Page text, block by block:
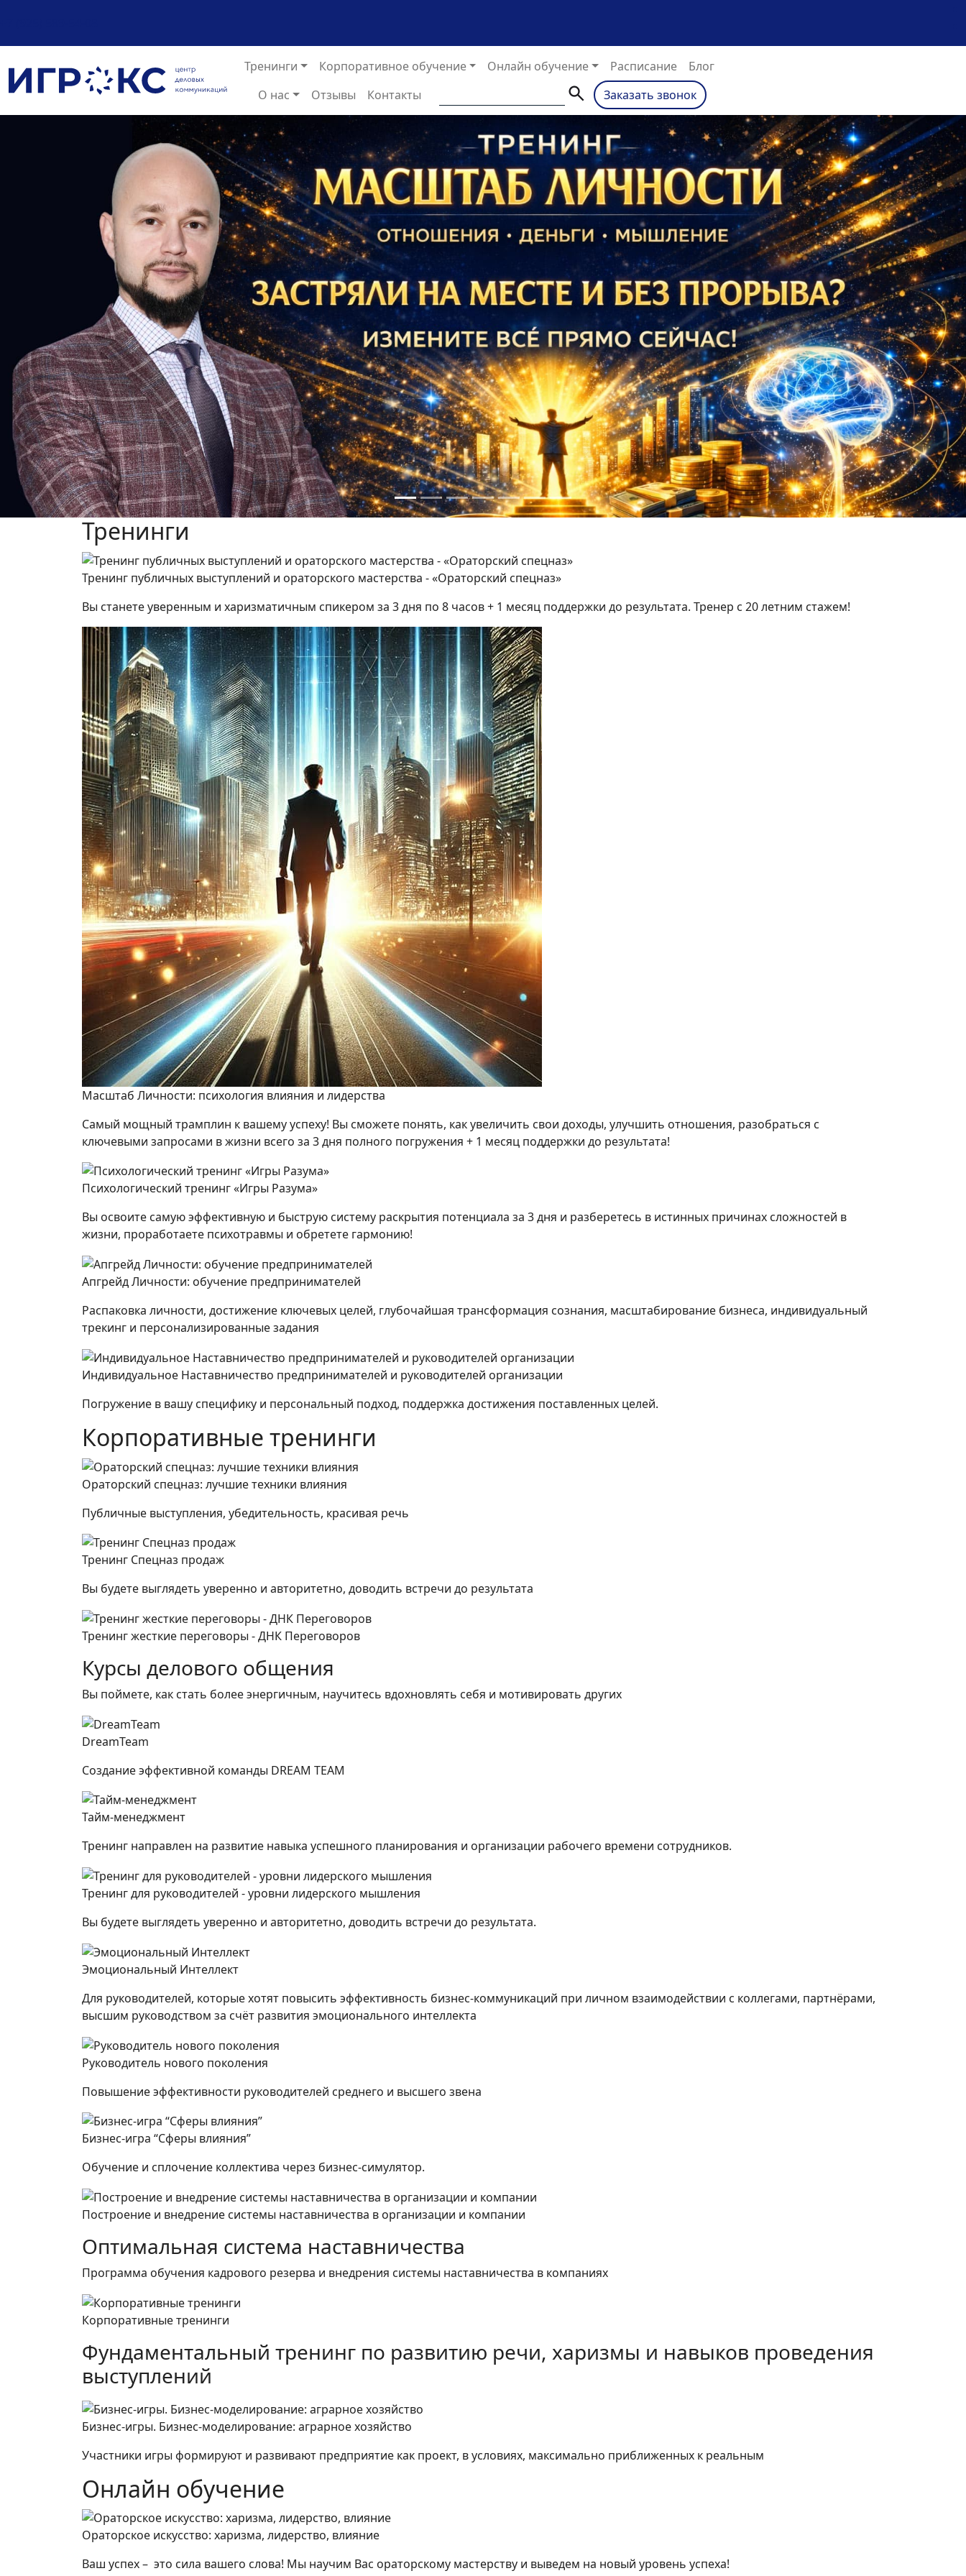
Тренинги Корпоративное обучение Онлайн обучение Расписание
Блог
О нас
Отзывы Контакты Заказать звонок
Previous Next
Тренинги
Тренинг публичных выступлений и ораторского мастерства - «Ораторский спецназ»
Вы станете уверенным и харизматичным спикером за 3 дня по 8 часов + 1 месяц поддержки до результата. Тренер с 20 летним стажем!
Масштаб Личности: психология влияния и лидерства
Самый мощный трамплин к вашему успеху! Вы сможете понять, как увеличить свои доходы, улучшить отношения, разобраться с
ключевыми запросами в жизни всего за 3 дня полного погружения + 1 месяц поддержки до результата!
Психологический тренинг «Игры Разума»
Вы освоите самую эффективную и быструю систему раскрытия потенциала за 3 дня и разберетесь в истинных причинах сложностей в
жизни, проработаете психотравмы и обретете гармонию!
Апгрейд Личности: обучение предпринимателей
Распаковка личности, достижение ключевых целей, глубочайшая трансформация сознания, масштабирование бизнеса, индивидуальный
трекинг и персонализированные задания
Индивидуальное Наставничество предпринимателей и руководителей организации
Погружение в вашу специфику и персональный подход, поддержка достижения поставленных целей.
Корпоративные тренинги
Ораторский спецназ: лучшие техники влияния
Публичные выступления, убедительность, красивая речь
Тренинг Спецназ продаж
Вы будете выглядеть уверенно и авторитетно, доводить встречи до результата
Тренинг жесткие переговоры - ДНК Переговоров
Курсы делового общения
Вы поймете, как стать более энергичным, научитесь вдохновлять себя и мотивировать других
DreamTeam
Создание эффективной команды DREAM TEAM
Тайм-менеджмент
Тренинг направлен на развитие навыка успешного планирования и организации рабочего времени сотрудников.
Тренинг для руководителей - уровни лидерского мышления
Вы будете выглядеть уверенно и авторитетно, доводить встречи до результата.
Эмоциональный Интеллект
Для руководителей, которые хотят повысить эффективность бизнес-коммуникаций при личном взаимодействии с коллегами, партнёрами,
высшим руководством за счёт развития эмоционального интеллекта
Руководитель нового поколения
Повышение эффективности руководителей среднего и высшего звена
Бизнес-игра “Сферы влияния”
Обучение и сплочение коллектива через бизнес-симулятор.
Построение и внедрение системы наставничества в организации и компании
Оптимальная система наставничества
Программа обучения кадрового резерва и внедрения системы наставничества в компаниях
Корпоративные тренинги
Фундаментальный тренинг по развитию речи, харизмы и навыков проведения
выступлений
Бизнес-игры. Бизнес-моделирование: аграрное хозяйство
Участники игры формируют и развивают предприятие как проект, в условиях, максимально приближенных к реальным
Онлайн обучение
Ораторское искусство: харизма, лидерство, влияние
Ваш успех – это сила вашего слова! Мы научим Вас ораторскому мастерству и выведем на новый уровень успеха!